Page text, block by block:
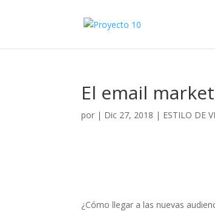
El email
por | Dic 27, 2018 | ESTILO DE
¿Cómo llegar a las nuevas